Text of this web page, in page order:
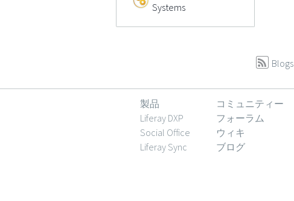
Systems
Blogs
製品
Liferay DXP
Social Office
Liferay Sync
コミュニティー
フォーラム
ウィキ
ブログ